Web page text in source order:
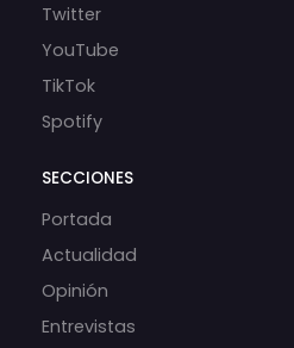
Twitter
YouTube
TikTok
Spotify
SECCIONES
Portada
Actualidad
Opinión
Entrevistas